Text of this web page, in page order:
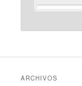
ARCHIVOS